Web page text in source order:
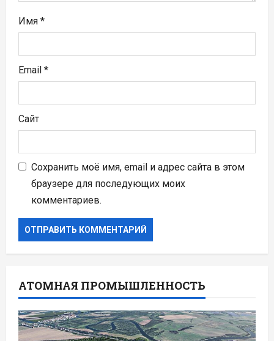
я
Имя *
Email *
Сайт
Сохранить моё имя, email и адрес сайта в этом
браузере для последующих моих
комментариев.
АТОМНАЯ ПРОМЫШЛЕННОСТЬ